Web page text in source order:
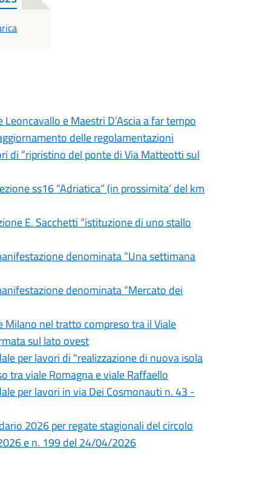
e Maestri D’Ascia a far tempo
delle regolamentazioni
di “ripristino del ponte di Via Matteotti sul
ss16 “Adriatica” (in prossimita’ del km
E. Sacchetti “istituzione di uno stallo
denominata “Una settimana
denominata “Mercato dei
Milano nel tratto compreso tra il Viale
sul lato ovest
per lavori di "realizzazione di nuova isola
tra viale Romagna e viale Raffaello
per lavori in via Dei Cosmonauti n. 43 -
2026 per regate stagionali del circolo
e n. 199 del 24/04/2026